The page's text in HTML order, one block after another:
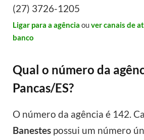
(27) 3726-1205
Ligar para a agência ouver canais de
banco
Qual o número da
Pancas/ES?
O número da agência é 142.
Banestes possui um número